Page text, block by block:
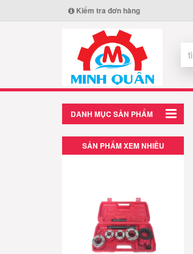
Kiểm tra đơn hàng
DANH MỤC SẢN PHẨM
SẢN PHẨM XEM NHIỀU